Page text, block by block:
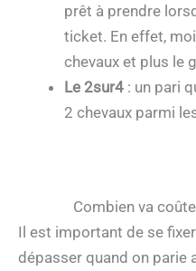
prêt à prendre
ticket. En effet,
chevaux et plus le
Le 2sur4 : un pari
2 chevaux parmi
Combien va
Il est important de se
dépasser quand on parie